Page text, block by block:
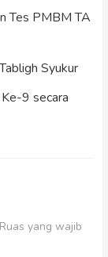
Tes PMBM TA
Syukur
9 secara
Ruas yang wajib